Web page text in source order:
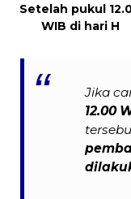
Setelah pukul
WIB di hari H
Jika
12.00